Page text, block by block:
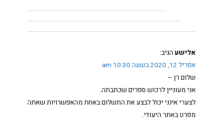
אלישע הגיב:
אפריל 12, 2020 בשעה 10:30 am
שלום רן –
אני מעוניין לרכוש ספרים שכתבתה.
לצערי אינני יכול לבצע את התשלום באחת מהאפשרויות שאתה
מפרט באתר היעודי.